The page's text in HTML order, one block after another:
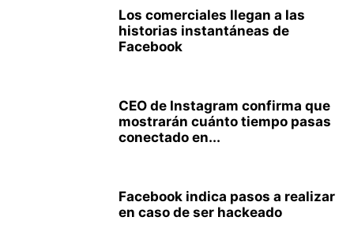
Los comerciales llegan a las
historias instantáneas de
Facebook
CEO de Instagram confirma que
mostrarán cuánto tiempo pasas
conectado en...
Facebook indica pasos a realizar
en caso de ser hackeado